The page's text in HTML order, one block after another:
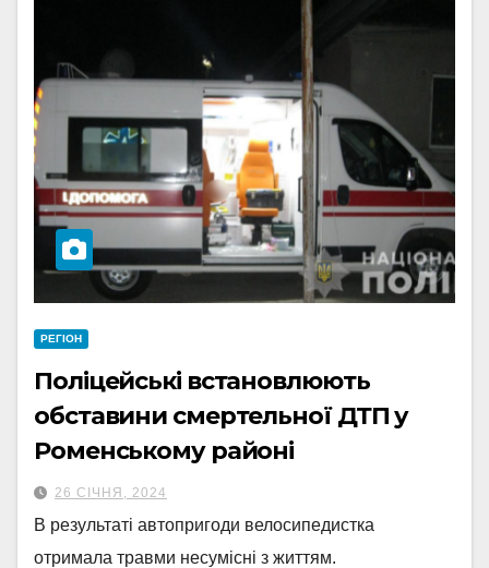
РЕГІОН
Поліцейські встановлюють
обставини смертельної ДТП у
Роменському районі
26 СІЧНЯ, 2024
В результаті автопригоди велосипедистка
отримала травми несумісні з життям.